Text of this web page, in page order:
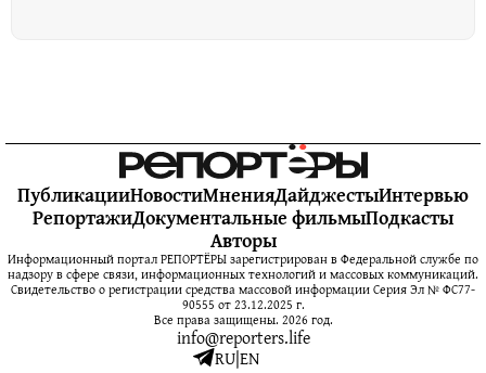
ПубликацииНовостиМненияДайджестыИнтервью
РепортажиДокументальные фильмыПодкасты
Авторы
Информационный портал РЕПОРТЁРЫ зарегистрирован в Федеральной службе по
надзору в сфере связи, информационных технологий и массовых коммуникаций.
Свидетельство о регистрации средства массовой информации Серия Эл № ФС77-
90555 от 23.12.2025 г.
Все права защищены. 2026 год.
info@reporters.life
RU|EN